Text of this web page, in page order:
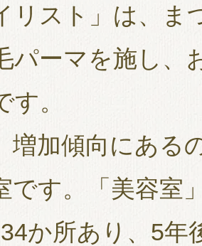
リスト」は、
パーマを施し、
す。
増加傾向にある
です。「美容室
か所あり、5年